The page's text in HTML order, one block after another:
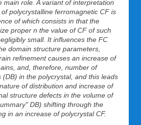
main role. A variant of interpretation
polycrystalline ferromagnetic CF is
of which consists in that the
proper n the value of CF of such
small. It influences the FC
domain structure parameters,
refinement causes an increase of
and, therefore, number of
(DB) in the polycrystal, and this leads
of distribution and increase of
structure defects in the volume of
DB) shifting through the
in an increase of polycrystal CF.